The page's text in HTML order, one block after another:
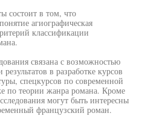
состоит в том, что
агиографическая
классификации
связана с возможностью
в разработке курсов
спецкурсов по современной
по теории жанра романа. Кроме
могут быть интересны
французский роман.